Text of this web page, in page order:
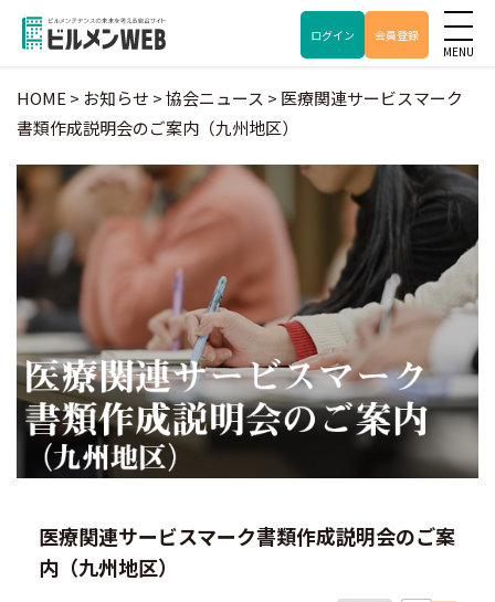
ログイン 会員登録
HOME > お知らせ >協会ニュース > 医療関連サービスマーク
書類作成説明会のご案内（九州地区）
医療関連サービスマーク書類作成説明会のご案
内（九州地区）